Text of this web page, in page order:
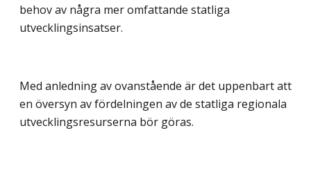
behov av några mer omfattande statliga
utvecklingsinsatser.
Med anledning av ovanstående är det uppenbart att
en översyn av fördelningen av de statliga regionala
utvecklingsresurserna bör göras.